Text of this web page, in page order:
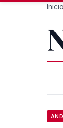
Inicio